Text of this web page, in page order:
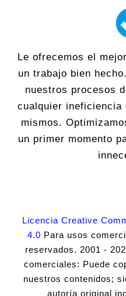
Le ofrecemos el
un trabajo bien
nuestros procesos
cualquier ineficiencia
mismos.
un primer momento
Licencia Creative
4.0 Para usos
reservados. 2001 -
comerciales: Puede
nuestros contenidos;
autoría original